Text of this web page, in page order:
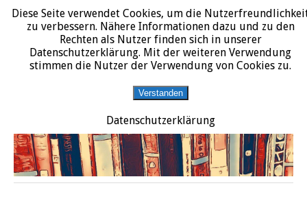
START DATENSCHUTZERKLÄRUNG IMPRESSUM ÜBER JURALIT
JURALIT
Rezensionen juristischer Literatur
Diese Seite verwendet Cookies, um die
zu verbessern. Nähere Informationen dazu und zu den
Rechten als Nutzer finden sich in unserer
Datenschutzerklärung. Mit der weiteren Verwendung
stimmen die Nutzer der Verwendung von Cookies zu.
Verstanden
Datenschutzerklärung